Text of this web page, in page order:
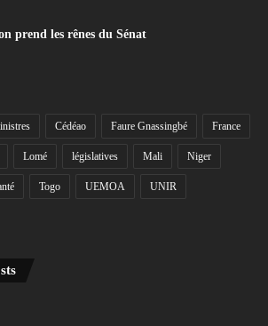
prend les rênes du Sénat
Cédéao Faure Gnassingbé France
Lomé législatives Mali Niger
Togo UEMOA UNIR